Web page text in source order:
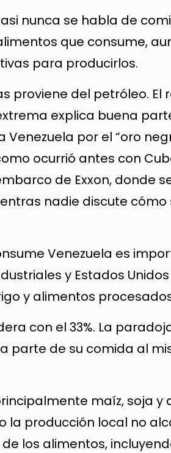
nunca se habla de
que consume,
para producirlos.
proviene del petróleo. El
explica buena
por el “oro
ocurrió antes con
de Exxon, donde
nadie discute cómo
Venezuela es
y Estados Unidos
y alimentos
con el 33%. La
parte de su comida al
maíz, soja y
la producción local no
los alimentos,